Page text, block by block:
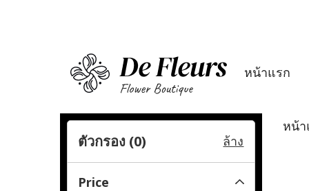
หน้าแรก
หน้า
ตัวกรอง (0) ล้าง
Price